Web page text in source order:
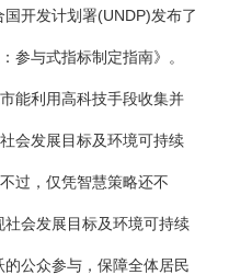
开发计划署(UNDP)发布了
参与式指标制定指南》。
利用高科技手段收集并
会发展目标及环境可持续
过，仅凭智慧策略还不
会发展目标及环境可持续
公众参与，保障全体居民